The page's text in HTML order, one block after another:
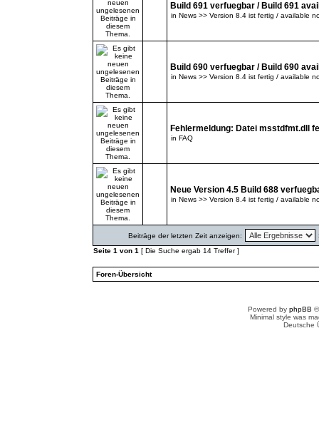
Build 691 verfuegbar / Build 691
in News >> Version 8.4 ist fertig / available
Build 690 verfuegbar / Build 690
in News >> Version 8.4 ist fertig / available
Fehlermeldung: Datei msstdfmt.dll
in FAQ
Neue Version 4.5 Build 688
in News >> Version 8.4 ist fertig / available
Beiträge der letzten Zeit anzeigen:
Seite 1 von 1 [ Die Suche ergab 14 Treffer ]
Foren-Übersicht
Powered by phpBB
Minimal style was
Deutsche